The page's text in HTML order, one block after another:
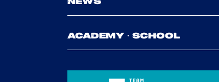
NEWS
ACADEMY・SCHOOL